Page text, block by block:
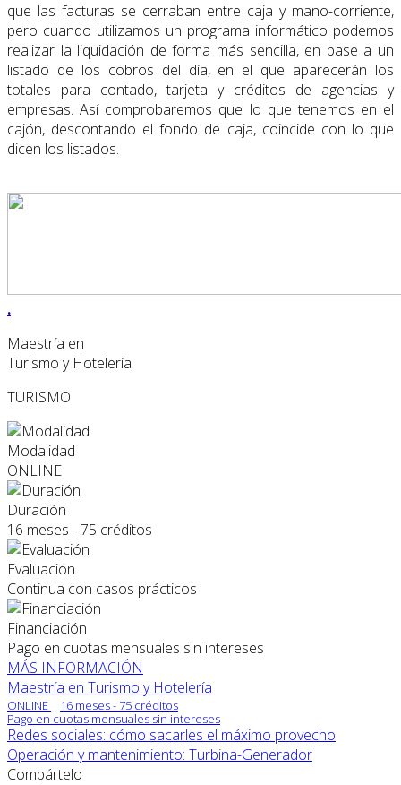
que las facturas se cerraban entre caja y mano-corriente,
pero cuando utilizamos un programa informático podemos
realizar la liquidación de forma más sencilla, en base a un
listado de los cobros del día, en el que aparecerán los
totales para contado, tarjeta y créditos de agencias y
empresas. Así comprobaremos que lo que tenemos en el
cajón, descontando el fondo de caja, coincide con lo que
dicen los listados.
.
Maestría en
Turismo y Hotelería
TURISMO
Modalidad
ONLINE
Duración
16 meses - 75 créditos
Evaluación
Continua con casos prácticos
Financiación
Pago en cuotas mensuales sin intereses
MÁS INFORMACIÓN
Maestría en Turismo y Hotelería
ONLINE
16 meses - 75 créditos
Pago en cuotas mensuales sin intereses
Redes sociales: cómo sacarles el máximo provecho
Operación y mantenimiento: Turbina-Generador
Compártelo